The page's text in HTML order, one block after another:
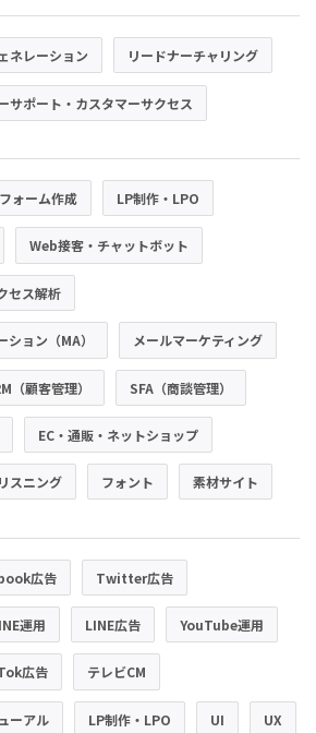
ネレーション リードナーチャリング
サポート・カスタマーサクセス
フォーム作成 LP制作・LPO
Web接客・チャットボット
セス解析
ョン（MA） メールマーケティング
（顧客管理） SFA（商談管理）
EC・通販・ネットショップ
スニング フォント 素材サイト
広告 Twitter広告
運用 LINE広告 YouTube運用
広告 テレビCM
ーアル LP制作・LPO UI UX